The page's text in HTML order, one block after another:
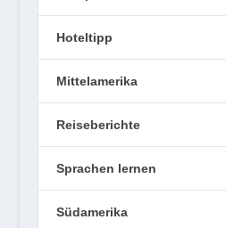
Hoteltipp
Mittelamerika
Reiseberichte
Sprachen lernen
Südamerika